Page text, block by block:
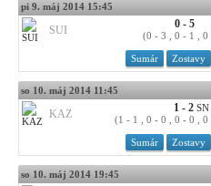
pi 9. máj 2014 15:45
Sumár Zostavy
SUI 0 - 5
(0 - 3 , 0 - 1 , 0
so 10. máj 2014 11:45
Sumár Zostavy
KAZ 1 - 2 SN
(1 - 1 , 0 - 0 , 0 - 0 , 0
so 10. máj 2014 19:45